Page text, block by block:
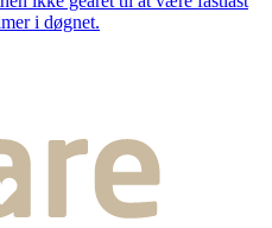
i døgnet.